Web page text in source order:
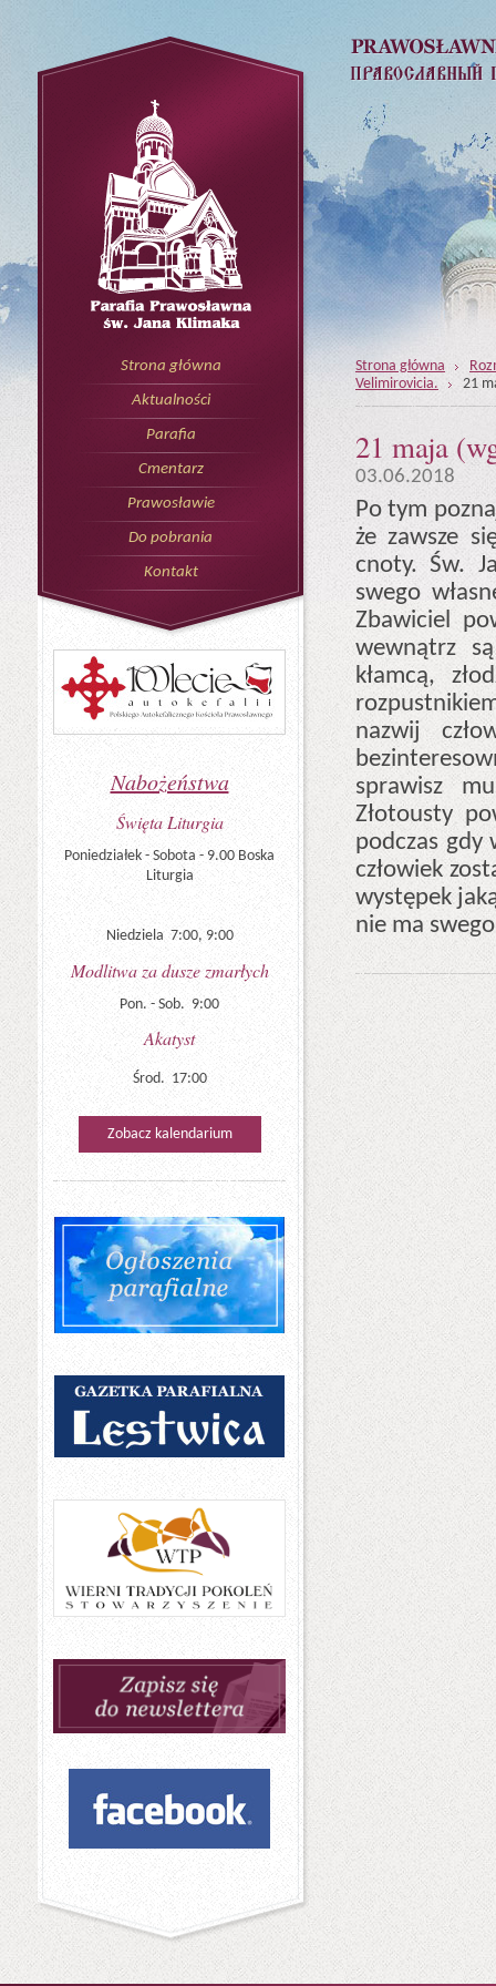
Strona główna
Aktualności
Parafia
Cmentarz
Prawosławie
Do pobrania
Kontakt
Nabożeństwa
Święta Liturgia
Poniedziałek - Sobota - 9.00 Boska
Liturgia
Niedziela 7:00, 9:00
Modlitwa za dusze zmarłych
Pon. - Sob. 9:00
Akatyst
Środ. 17:00
Zobacz kalendarium
Strona główna
Velimirovicia.
21
21 maja
03.06.2018
Po tym
że zawsze
cnoty. Św.
swego
Zbawiciel
wewnątrz
kłamcą,
nazwij
sprawisz
Złotousty
podczas gdy
człowiek
występek
nie ma